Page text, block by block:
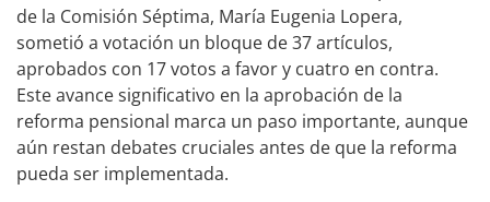
de la Comisión Séptima, María Eugenia Lopera,
sometió a votación un bloque de 37 artículos,
aprobados con 17 votos a favor y cuatro en contra.
Este avance significativo en la aprobación de la
reforma pensional marca un paso importante, aunque
aún restan debates cruciales antes de que la reforma
pueda ser implementada.